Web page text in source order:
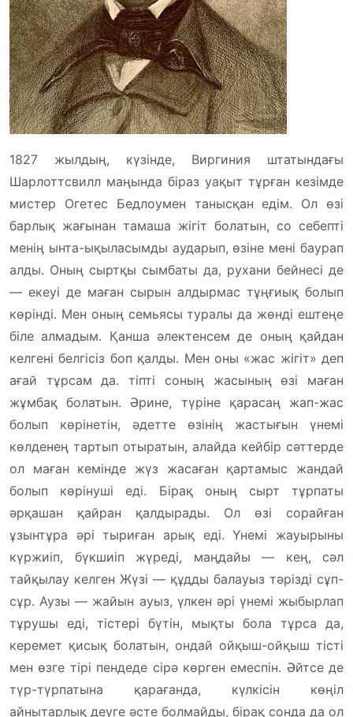
1827 жылдың, күзінде, Виргиния штатындағы Шарлоттсвилл маңында біраз уақыт тұрған кезімде мистер Огетес Бедлоумен танысқан едім. Ол өзі барлық жағынан тамаша жігіт болатын, со себепті менің ынта-ықыласымды аударып, өзіне мені баурап алды. Оның сыртқы сымбаты да, рухани бейнесі де — екеуі де маған сырын алдырмас тұңғиық болып көрінді. Мен оның семьясы туралы да жөнді ештеңе біле алмадым. Қанша әлектенсем де оның қайдан келгені белгісіз боп қалды. Мен оны «жас жігіт» деп ағай тұрсам да. тіпті соның жасының өзі маған жұмбақ болатын. Әрине, түріне қарасаң жап-жас болып көрінетін, әдетте өзінің жастығын үнемі көлденең тартып отыратын, алайда кейбір сәттерде ол маған кемінде жүз жасаған қартамыс жандай болып көрінуші еді. Бірақ оның сырт тұрпаты әрқашан қайран қалдырады. Ол өзі сорайған ұзынтұра әрі тыриған арық еді. Үнемі жауырыны күржиіп, бүкшиіп жүреді, маңдайы — кең, сәл тайқылау келген Жүзі — құдды балауыз тәрізді сұп-сұр. Аузы — жайын ауыз, үлкен әрі үнемі жыбырлап тұрушы еді, тістері бүтін, мықты бола тұрса да, керемет қисық болатын, ондай ойқыш-ойқыш тісті мен өзге тірі пендеде сірә көрген емеспін. Әйтсе де түр-түрпатына қарағанда, күлкісін көңіл айнытарлық деуге әсте болмайды, бірақ сонда да ол сарсылған сары уайымның, айықпас зарығудың айтатындай қалпынан айнымаушы еді. Оның көзі әдеттен тыс үлкен, құдды мысықтың көзіндей дөп-дөңгелек. Мысық тұқымдастардың бәрінде байқалатындай оның жанары да жарық күшейсе немесе азайса бір үлкейіп, бір кішірейіп, құбылып тұрушы еді. Әлденеге толқып, қызбаланған сәтте жанары айрықша жалт-жұлт етіп шағылысқандай да емес, кәдімгі шамнан немесе күннен тараған шұғыладай арайлы сәуле шашатын; әйтсе де көбіне жанары өлген адамның көзіндей салқын, суалған, жансыз болып көрінетін-ді. Сырт бейнесінің осы ерекшеліктерінен, шамасы оның өзі де өлшеусіз тауқымет тартатын болса керек, өйткені бұл жөнінде өзі де әлдеқалай өкінгендей, ақталғандай сыңаймен айтушы еді, тіпті мұнысы маған алғашқы кезде аса ауыр да тиіп жүрді. Әйтсе де, көп ұзамай бұған бойым үйренген соң бұл ыңғайсыздық та ұмыт болды. Бедлоу маған бұрын өзінің мұндай болғанын, қыр соңынан қалмай қойған невралгияның салдарынан туған ұстамалы дерттің оны айтарлықтай ажарынан айырып, осындай күйге душар еткенін тұралап айтпаса да ишаратпен аңғартқысы келетін сияқты. Өзін ұзақ жылдар бойы жасы жетпістен аспаса, әсте кем емес, фамилиясы Темплтон деген қарт дәрігер емдесе керек және оған алғаш рет Саратогте тұрған кезде көрінгенге ұқсайды, содан кейін науқасынан айыға (әлде айықтым деп ойлаған да болар) бастапты. Осыдан кейін барып аса дәулетті адам болғандықтан Бедлоу дәрігер Темплтонға жыл сайын қомақты ақы төлеп тұруға уәде береді, ал Темплтон болса өзінің барлық уақытын, дәрігерлік тәжірибесін енді соған арнауға ұйғарды. Доктор Темплтон жас кезінде көп саяхат жасайды, Парижде Месмер доктриналарының жақтаушысы болады, ол тек магнитті құралдарды ғана қолданып, өзі емдеп жүрген талай адамдарды сырқаттың ауыр азабынан құтқарады, сондықтан да осы құралдар туғызған идеяға Бодлоу да бой ұрады. Алайда доктор барлық энтузиастер сияқты өзі емдеп жүрген адамды соның ақиқаттығына иландыруға мейлінше тырысып бақты, бұл ретте оның жолы да болды, азап шеккен әлгі байғұс әртүрлі тәжірибе жасауға көнді. Міне сол тәжірибені үнемі қайталаудың нәтижесінде қазір кәдімгі дағдылы іске айналдырған, енді бұрынғыдай емес жұрттың назарын аударудан қалған кәдімгі қайталанбас ғажап әдіс пайда болған еді, бірақ осы мен жазып отырған кезде ол Америкада әлі мүлдем белгісіз болатын. Бұл арада мен доктор Темплтон мен Бедлоудың арасында айтарлықтай айқын әрі берік магниттік байланыс орнады дегім келеді. Бірақ мен бұл байланыс кәдімгі еріксіз ұйықтату өктемдігінен асып кетті деген пікірден аулақпын, алайда сол өктемдіктің өзі де ғаламат күшке ие болды. Месмеристің адам бойында магнитизм ұйқысын қоздыру жөніндегі алғашқы тәжірибесі сәтсіз аяқталды. Бесінші ме, әлде алтыншы ма жасаған әрекеті ғана ептеп нәтиже берді, бірақ соның өзіне қисапсыз көп қиындықтың ауыр азаптың арқасында барып қол жетті. Тек он екінші тәжірибе ғана айтарлықтан сәтті болды. Әйтсе де көп ұзамай дәрігер науқасты мүлдем ырқына көндіріп, еркіне бағындырып алды, мен сол екеуімен танысқан кезімде науқас дәрігердің қасында отырғаннан бейхабар болған кездің өзінде де ол оны ұйықтатып тастай алатын дәрежеге жеткен еді. Тек қазір 1845 жылы, ондай ғажап істер мыңдаған адамдардың көз алдында жасалып жағатын болған кезде ғана менің бір қарағанда әсте мүмкін емес сияқты болып көрінетін нәтижелі нәрсені ақиқат дәлел ретінде қағаз бетіне түсіруге батылым барып отыр. Бедлоу табиғатынан аса сезімтал, елпілдеген, елгезек жан болатын. Ол өзі қажырлы, творчестволық қабілеті күшті адам еді, әрине, Бедлоу ішетін, ішкенде көп ішетін, тіпті ішпесе тұра алмайтын, апиын да оның бойына қосымша күш-қуат беретіні дауасыз-ды. Күнде таңертең — азанғы астан кейін — дәлірек айтқанда, бірі шыны аяқ қою қара кофеден кейін едәуір мөлшерде апиын ішу оның дағдысына айналған-ды, өйткені түске дейін ол басқа нәр татпайтын, содан кейін барып жалғыз өзі, әйтпесе тек итін ғана ертіп, Шарлоттсвиллдің батысы мен шығысын алып жатқан, жергілікті халық «Асқар таулар» деп айрықша ілтипатпен атап кеткен құлазыған белес-белес сүреңсіз төбелерді аралап, серуендеуге шығатын. Бірде Америкада «индейцтер жазы» деп аталатын маусымның ғажап бір аралығына жататын ноябрьдің аяғында бұлыңғыр, жылы да тұманды күні таңертең әдеттегіше Бедлоу төбе жаққа қыдырып кеткен еді. Күн еңкейіп, оңтүстікке қонса да ол қайтып орала қоймады. Ол тым кешіккен соң көңіліміз қобалжып, біз кешкі сағат сегіздердің шамасында енді іздеуге аттанғалы жатқанымызда оның өзі келіп қалды,— денсаулығы әдеттегіден жаман емес, бірақ ол тым толқулы екен, мұндай жағдай онда онша бола бермейтін. Өзінің саяхаты жөнінде, өзін бөгеп қалған оқиғалар жөнінде оның айтқандары шынында адам нанғысыз болатын. — Менің Шарлоттсвиллден азанғы сағат тоғыздар шамасында кеткенімді өздеріңіз білесіздер,— деп бастады ол сөзін,— мен бірден тауға тарттым, содан сағат онда бұрын өзім көрмеген бір аядай жазық алқапқа тап болдым. Оның бұралаң бұрылыстары қайран қалдырды. Алдымда жатқан алқапты ғажап деп айту әрине қисынсыздау болар, әйтсе де оны ауызбен айтып жеткізуге болмайтын айрықша сипатын — мен оны, тіпті, тамаша сипаты деген де болар едім,— мелшиген меңіреулігі дер едім. Сол алқаптың қу мелшиген меңіреулігі оның жан баспаған тылсымдығына мегзейтін тәрізді, сонда маған мына жасыл кілем мен сұрғылт тастарға сірә менен бөтен адамның табаны тимеген болар деген тосын ой келді. Алаң қойнауда, қалтарыста, оған бару да қиын, оған тек әлдеқалай кездейсоқ жағдайда ғана тап боласың әділін айтсақ, оған алғаш аяқ басқан — оның құпиясын ашқан ержүрек жан мен болсам керек. Көп ұзамай алаңды тек индейцтер жазына ғана тән кіреуке тұман құшағына алды, сол себептен де айнала бұрынғыдан да бетер бұлыңғырлап, бұлдырай тусті. Жанға рақат, сол тұманның қоюлығы сондай, тіпті мен кейде алдымдағы он ярда жердегі затты анық айыра алмадым. Тілдей жазық алқап тым бұралаң болатын, күн бұлыңғыр тұманға барып кірді де, мен көп ұзамай өзімнің қайда кетіп бара жатқанымды бағдарлаудан қалдым. Оның бер жағында әдеттегідей апиын әсер ете бастады, айнала қоршаған дүниенің бәрі маған енді ерекше ғажап болын көрінді, жапырақтың сыбдыры, шөп сабағының реңі, үш жапырақтың бітісі, шықтың жылтылы, желдің лебі, орман жақтан соққан самал себелеген хош иіс — осының бәрі әлденеге ишарат ететіндей, осының бәрі шым-шытырық қисапсыз қызықты ойдың думанды дүрмегіне айрықша нәр бергендей. Сол думанды ой дүрмегінің құшағында мен бірнеше сағат жүрдім, ал тұман болса, барған сайын қоюлана түсті де ақыр аяғында, тұп-тура қолмен сипалап жүруге тұра келді. Осы кезде менің бойымды жүйкенің жасқаншақтығы мен үркектігінен туған ауызбен айтып болмас сұмдық үрей биледі. Қозғалдым дегенше аяғымның астынан түпсіз шыңырау тап болады екен деп қорыққандықтан бір адым аттап басудан қалдым. Оның үстіне осы Асқар таулар жөнінде, солардың сыңсыған қалың тоғайы мен үңгірлерінде тіршілік ететін мейрімсіз тағы адамдар туралы айтылып жүрген құбыжық оқиғалар ойыма қайта-қайта орала береді. Мың сан бұлдыр қиялдар — өзі бұлдыр болғандықтан да еңсеңді басатын қиялдар жанымды жегідей жеп, бойымды билеген үрейді үдете түсті. Кенет төңіректі дүбірлеткен даңғыра дабыры назарымды аударды. Әрине, мен бұған қайран қалдым. Мына таулар бұрын әсте даңғыра дауысын естіген емес. Егер мен жебірейіл кернейдің үнін естісем дәл мұндай әсте таңданбаған болар едім. Алайда көп ұзамай менің бұрынғыдан жүз есе артық таңғалуыма тұра келді — кенет әлдекім бір құшақ кілт тізбесін сілкілегендей құлақ жара салдыр-гүлдір ете қалды, соның ізінше қас қағымда менің қасымнан денесі күнге күйіп тотыққан жалаңаш біреу жүгіріп өте шықты. Зырлаған бойы жанымнан жанай өте шыққанда ыстық демі менің бетімді шарпып кетті. Бір қолына көтерген толып жатқан болат шеңберден құрастырылған аспабын жол-жөнекей салдырлата сілкілейді. Ол бұлдыр тұман құшатына кіре берген кезде артынан аузын арандай ашып, екі көзінен от шашып бір алып жыртқыш арсылдап шыға келді. Мен оны айтпай таныдым — қорқау қасқыр! Әлгі құбыжықтың түрінен менің үрейім ұшқан жоқ, қайта ол есімді жиюға себепші болды, өйткені мен енді өзімнің қисынсыз қиял құшағында екенімді білдім, содан кейін қалайда ес жиюға тырыстым. Мен енді неде болса қаймықпай, тура алға тарттым. Ауық-ауық көзімді сүртіп қойдым. Мен бар дауысыммен айқай салдым. Мен өз қоңымды өзім бірнеше мәрте шымшып та алдым. Сылдырап аққан бұлақты көріп, соған қолымды салып, басыма, мойныма су құйдым. Содан кейін барып, еңсемді езген дел-салдық ептеп сейілейін деді. Денем сәл сергіп, орнымнан тұрдым да, таңғажайып сапарымды асықпай одан әрі жалғастыра бердім. Ақыры жаяу жүрістен, тынысты тарылтқан қапырық ауадан әбден қалжырап, бір ағаштың түбіне келіп дем алуға аялдадым. Көп ұзамай селдір тұман арасынан күн сәулесінің әлсіз жарығы көзге шалынды да шөп бетіне ағаш жапырақтарының айқын көлеңкесі тусті. Сол көлеңкелерден көз алмай мен таңырқап қарап ұзақ отырдым. Олардың түрін көргенде шынымен абдыра